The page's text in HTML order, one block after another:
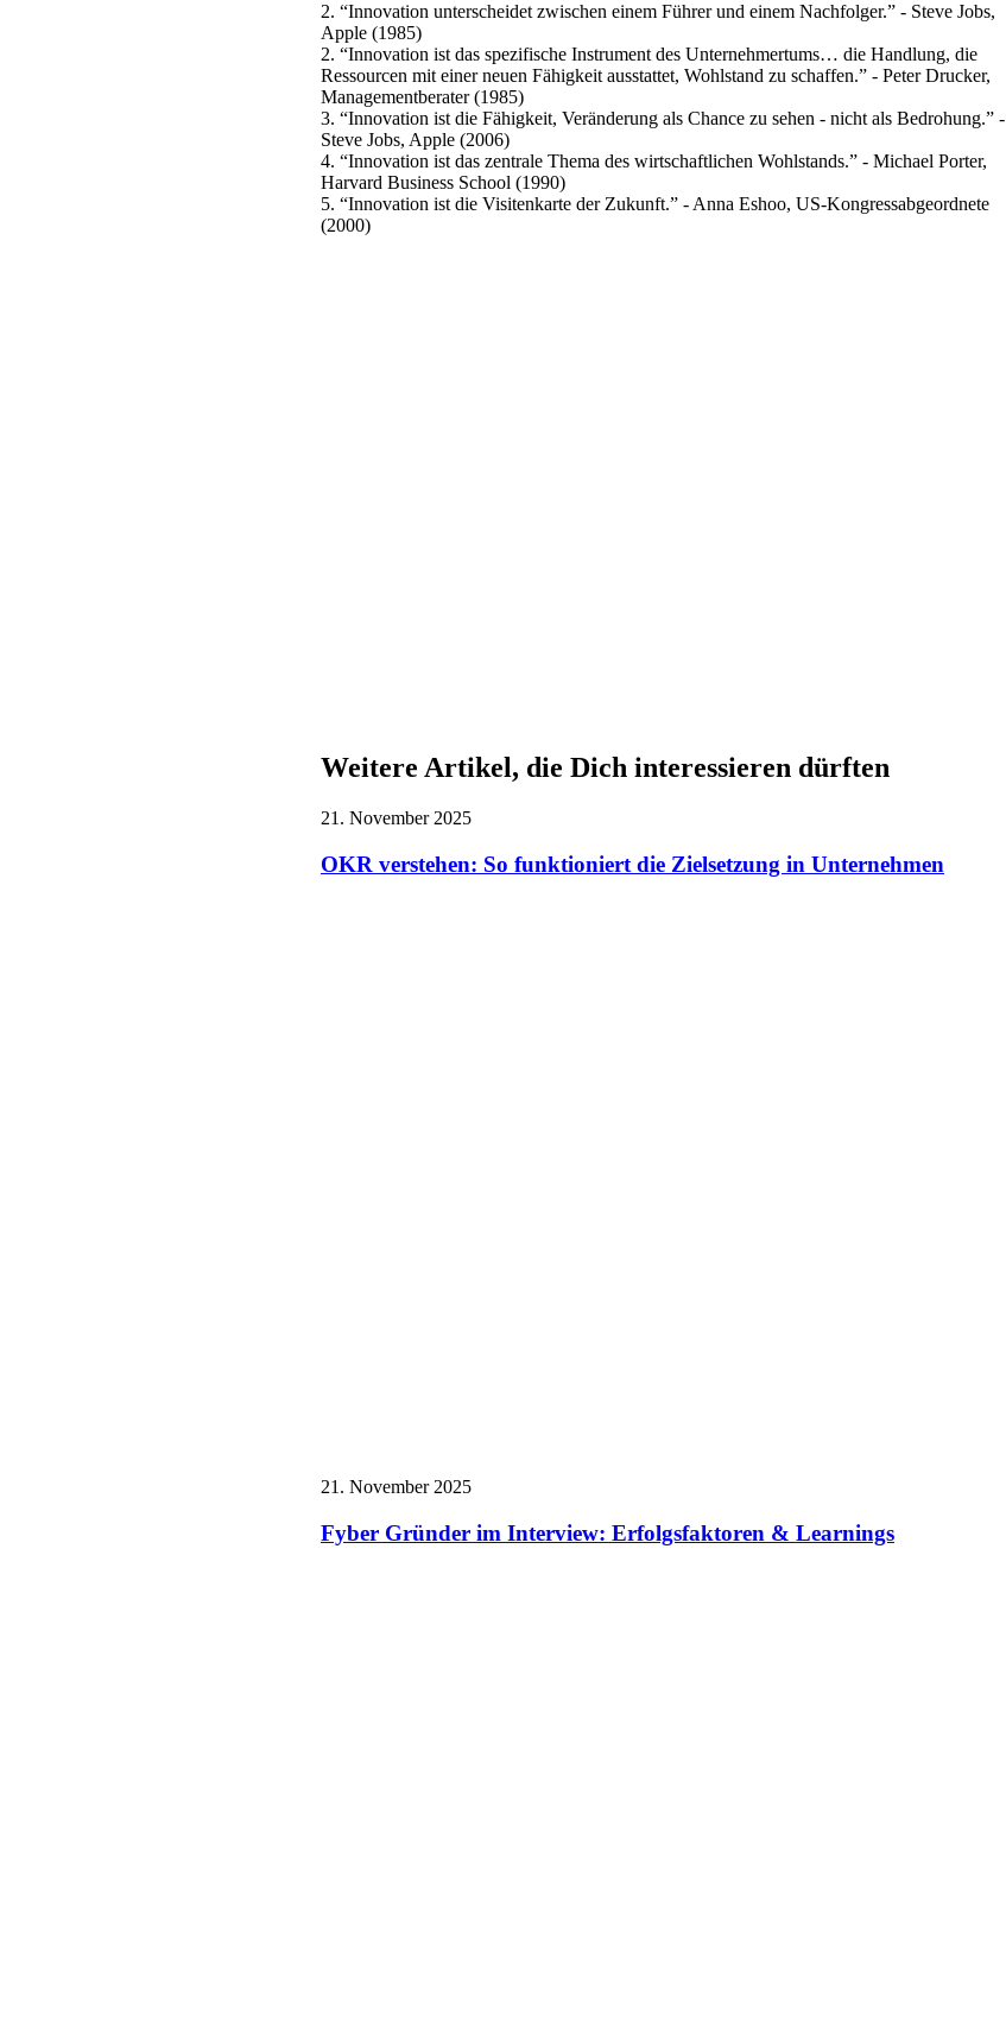
2. “Innovation unterscheidet zwischen einem Führer und einem Nachfolger.” - Steve Jobs,
Apple (1985)
2. “Innovation ist das spezifische Instrument des Unternehmertums… die Handlung, die
Ressourcen mit einer neuen Fähigkeit ausstattet, Wohlstand zu schaffen.” - Peter Drucker,
Managementberater (1985)
3. “Innovation ist die Fähigkeit, Veränderung als Chance zu sehen - nicht als Bedrohung.” -
Steve Jobs, Apple (2006)
4. “Innovation ist das zentrale Thema des wirtschaftlichen Wohlstands.” - Michael Porter,
Harvard Business School (1990)
5. “Innovation ist die Visitenkarte der Zukunft.” - Anna Eshoo, US-Kongressabgeordnete
(2000)
Weitere Artikel, die Dich interessieren dürften
21. November 2025
OKR verstehen: So funktioniert die Zielsetzung in Unternehmen
21. November 2025
Fyber Gründer im Interview: Erfolgsfaktoren & Learnings